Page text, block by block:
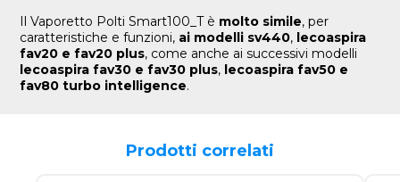
Il Vaporetto Polti Smart100_T è molto simile, per
caratteristiche e funzioni, ai modelli sv440, lecoaspira
fav20 e fav20 plus, come anche ai successivi modelli
lecoaspira fav30 e fav30 plus, lecoaspira fav50 e
fav80 turbo intelligence.
Prodotti correlati